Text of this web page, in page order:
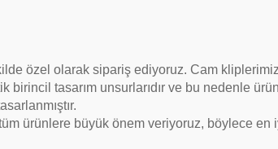
özel olarak sipariş ediyoruz. Cam
birincil tasarım unsurlarıdır ve bu nedenle
ürünlere büyük önem veriyoruz, böylece en